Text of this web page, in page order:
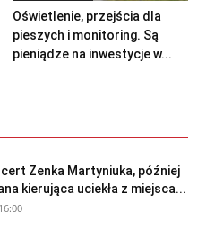
Oświetlenie, przejścia dla
pieszych i monitoring. Są
pieniądze na inwestycje w...
Zenka Martyniuka, później
kierująca uciekła z miejsca...